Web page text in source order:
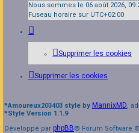
Nous sommes le 06 août 2026,
Fuseau horaire sur UTC+02:00
Supprimer les cookies
Supprimer les cookies
*Amoureux203403 style by MannixMD,
*Style Version 1.1.9
Développé par phpBB® Forum Software